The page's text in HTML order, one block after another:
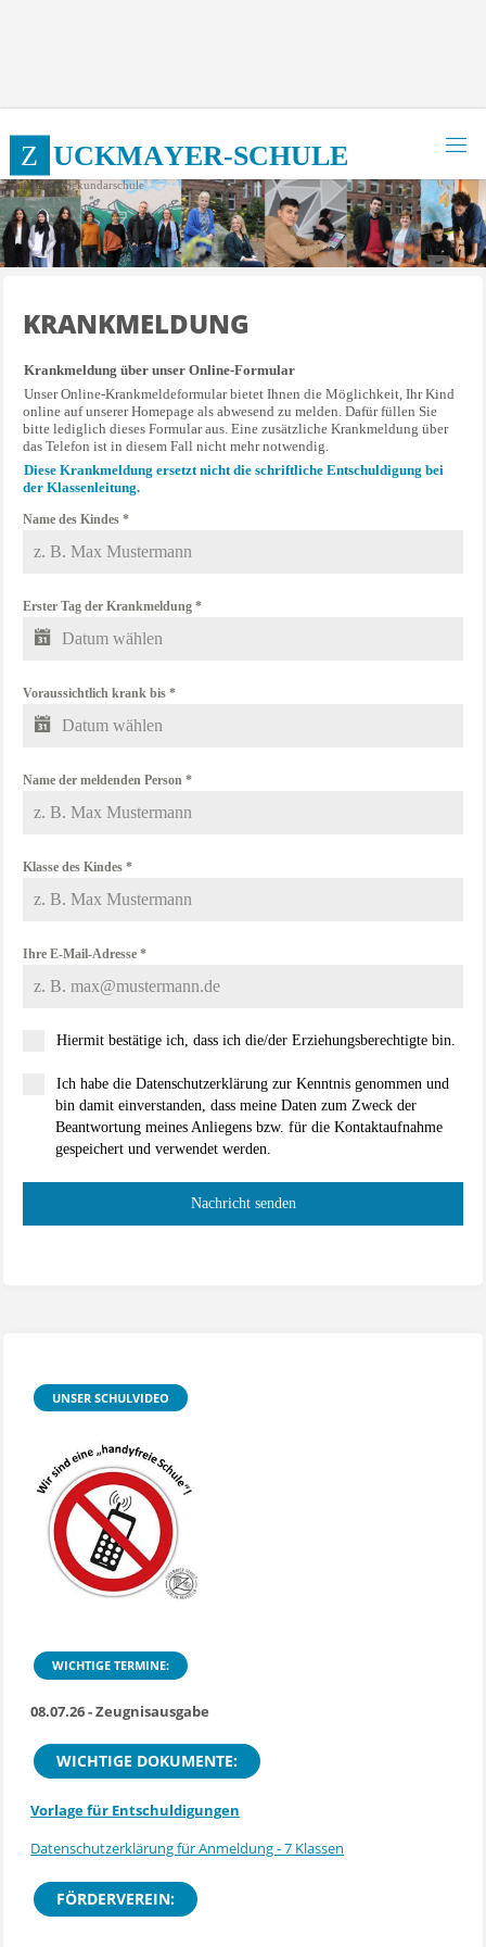
Z UCKMAYER-SCHULE
Integrierte Sekundarschule
KRANKMELDUNG
Krankmeldung über unser Online-Formular
Unser Online-Krankmeldeformular bietet Ihnen die Möglichkeit, Ihr Kind
online auf unserer Homepage als abwesend zu melden. Dafür füllen Sie
bitte lediglich dieses Formular aus. Eine zusätzliche Krankmeldung über
das Telefon ist in diesem Fall nicht mehr notwendig.
Diese Krankmeldung ersetzt nicht die schriftliche Entschuldigung bei
der Klassenleitung.
Name des Kindes *
Erster Tag der Krankmeldung *
Voraussichtlich krank bis *
Name der meldenden Person *
Klasse des Kindes *
Ihre E-Mail-Adresse *
Hiermit bestätige ich, dass ich die/der Erziehungsberechtigte bin.
Ich habe die Datenschutzerklärung zur Kenntnis genommen und
bin damit einverstanden, dass meine Daten zum Zweck der
Beantwortung meines Anliegens bzw. für die Kontaktaufnahme
gespeichert und verwendet werden.
Nachricht senden
UNSER SCHULVIDEO
WICHTIGE TERMINE:
08.07.26 - Zeugnisausgabe
WICHTIGE DOKUMENTE:
Vorlage für Entschuldigungen
Datenschutzerklärung für Anmeldung - 7 Klassen
FÖRDERVEREIN: